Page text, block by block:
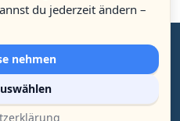
Adamea Thuillard & André
16, D - 83022 Rosenheim | +49
12.92k
3.80k
du jederzeit ändern –
nehmen